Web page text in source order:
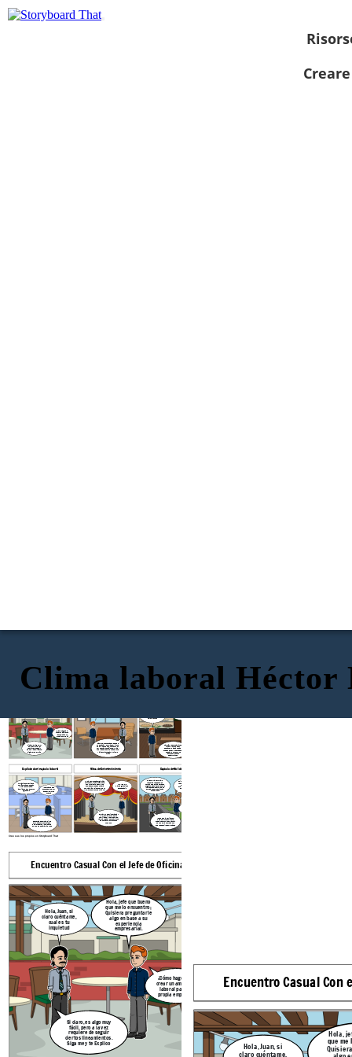
Clima laboral Héctor
Cree sus los propios en Storyboard That
Explicando el espacio laboral Sitos de Entretenimiento Espacio de Salida
¿Cómo hago para
crear un ambiente
laboral para mi
propia empresa?
Si claro, es algo muy
fácil, pero a la vez
requiere de seguir
ciertos lineamientos.
Siga me y te Explico
Siempre, recuerda que este es
tu espacio, y por mas obvio que
sea, lo tienes que mantener en
muy buenas condiciones, y hacer
que las demás personas que te
visiten mantengan el mismo
orden
Lo siguiente, sería que
tus empleados puedan
contar con oficinas,
amplias y de un entorno
agradable
Recuerda esto Juan, si los
siempre serán los mejores
en sus respectivas labores
Importante eso
entonces Jefe, voy
a tenerlo muy en
cuenta
mejor manera
También recuerda darles
varios minutos de su
descanso, dado a que así
pueden soltar el estrés que
puedan tener por sus
labores que están
desarrollando
eventos en sitios como este,
con el objetivo de que los
empleados puedan traer a
sus familias y disfruten de un
momento de entretenimiento
Es clave, poder interactuar
con los miembros de las
familias de los empleados,
dado a que así se crean lazos
de confianza entre todos
Wow Jefe, me
parece grandioso
este espacio
Bueno, y ya por ultimo
recuerda respetar los
horarios de salida para sus
hogares, dado a que esto es
indispensable para que los
empleados no se sientan
presionados
Coincido con usted Jefe, con
dado a que uno como
empleado se puede enfadar
por el excesivo horario
Y pues eso ya seria todo,
para que uno como Jefe
pueda tener un buen manejo
dentro de la empresa con
sus respectivos empleados
Encuentro Casual Con el Jefe de Oficina
Hola, jefe que bueno
que me lo encuentro;
Quisiera preguntarle
algo en base a su
experiencia
empresarial.
Hola, Juan, si
claro cuéntame,
cual es tu
inquietud
¿Cómo hago para
crear un ambiente
laboral para mi
propia empresa?
Si claro, es algo muy
fácil, pero a la vez
requiere de seguir
ciertos lineamientos.
Siga me y te Explico
Siempre, recuerda que este es
tu espacio, y por mas obvio que
sea, lo tienes que mantener en
muy buenas condiciones, y
que las demás personas que te
visiten mantengan el mismo
Encuentro Casual Con
Hola,
que me
Hola, Juan, si
claro cuéntame,